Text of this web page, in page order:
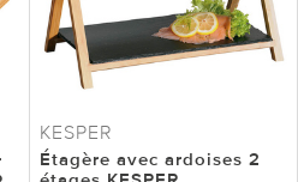
KESPER
Étagère avec ardoises 2